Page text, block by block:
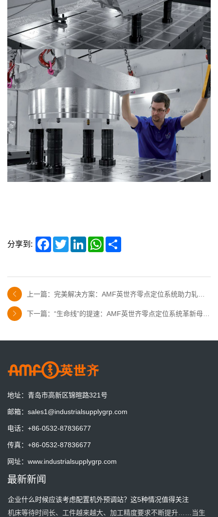
分享到: FacebookTwitterLinkedInWhatsApp
上一篇：完美解决方案：AMF英世齐零点定位系统助力轧机
优化生产​
下一篇：“生命线”的提速：AMF英世齐零点定位系统革新母线
地址： 青岛市高新区锦暄路321号
邮箱： sales1@industrialsupplygrp.com
电话： +86-0532-87836677
传真： +86-0532-87836677
网址： www.industrialsupplygrp.com
最新新闻
更好的适应工业4.0的要求
实现加工的柔性化和自动化
AMF德国将展出最新零点定位系统技术
德国AMB机床工具展
一套预调站一天到底能节省多少时间？算一笔账就明白了
的更有价值。
重复定位精度是否等于加工精度？一次讲清原理、价值以及容易混
淆的几个关键概念。
企业什么时候应该考虑配置机外预调站？这5种情况值得关注
机床等待时间长、工件越来越大、加工精度要求不断提升……当生